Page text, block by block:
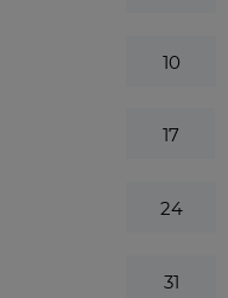
10
17
24
31